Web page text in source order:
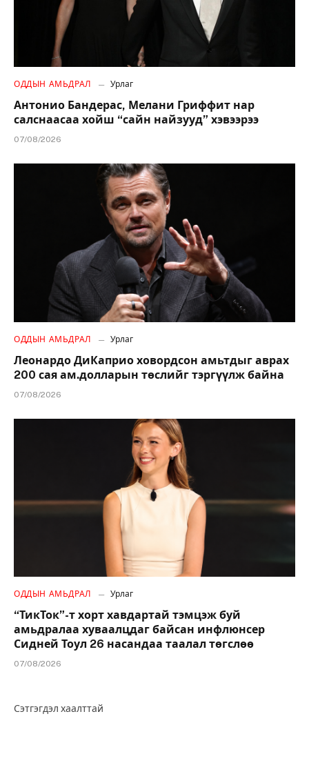
ОДДЫН АМЬДРАЛ Урлаг
Антонио Бандерас, Мелани Гриффит нар
салснаасаа хойш “сайн найзууд” хэвээрээ
07/08/2026
ОДДЫН АМЬДРАЛ Урлаг
Леонардо ДиКаприо ховордсон амьтдыг аврах
200 сая ам.долларын төслийг тэргүүлж байна
07/08/2026
ОДДЫН АМЬДРАЛ Урлаг
“ТикТок”-т хорт хавдартай тэмцэж буй
амьдралаа хуваалцдаг байсан инфлюнсер
Сидней Тоул 26 насандаа таалал төгслөө
07/08/2026
Сэтгэгдэл хаалттай